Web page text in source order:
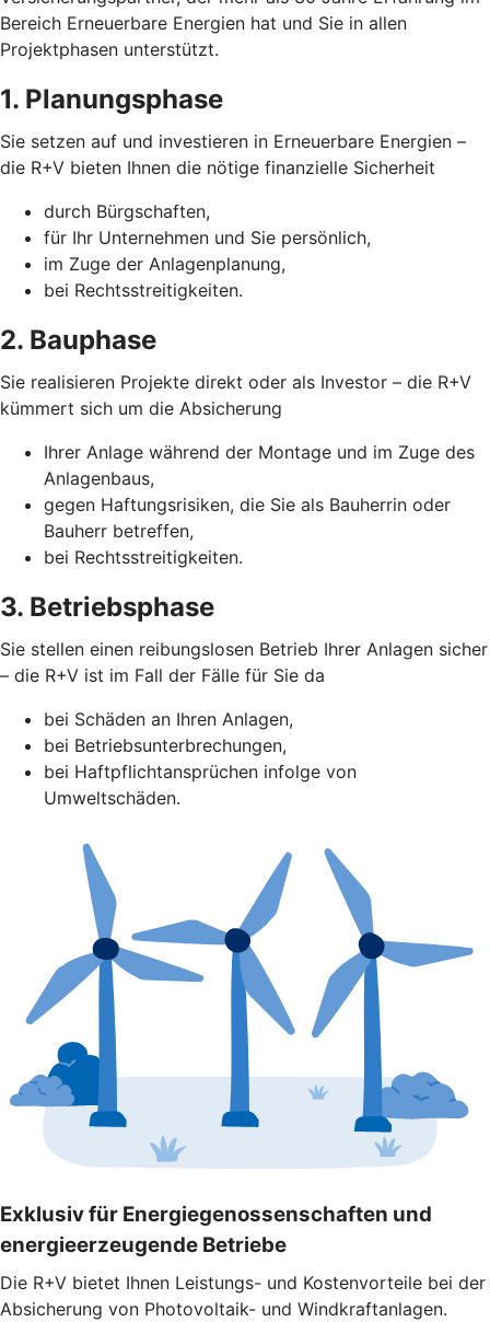
Bereich Erneuerbare Energien hat und Sie in allen
Projektphasen unterstützt.
1. Planungsphase
Sie setzen auf und investieren in Erneuerbare Energien –
die R+V bieten Ihnen die nötige finanzielle Sicherheit
durch Bürgschaften,
für Ihr Unternehmen und Sie persönlich,
im Zuge der Anlagenplanung,
bei Rechtsstreitigkeiten.
2. Bauphase
Sie realisieren Projekte direkt oder als Investor – die R+V
kümmert sich um die Absicherung
Ihrer Anlage während der Montage und im Zuge des
Anlagenbaus,
gegen Haftungsrisiken, die Sie als Bauherrin oder
Bauherr betreffen,
bei Rechtsstreitigkeiten.
3. Betriebsphase
Sie stellen einen reibungslosen Betrieb Ihrer Anlagen sicher
– die R+V ist im Fall der Fälle für Sie da
bei Schäden an Ihren Anlagen,
bei Betriebsunterbrechungen,
bei Haftpflichtansprüchen infolge von
Umweltschäden.
Exklusiv für Energiegenossenschaften und
energieerzeugende Betriebe
Die R+V bietet Ihnen Leistungs- und Kostenvorteile bei der
Absicherung von Photovoltaik- und Windkraftanlagen.